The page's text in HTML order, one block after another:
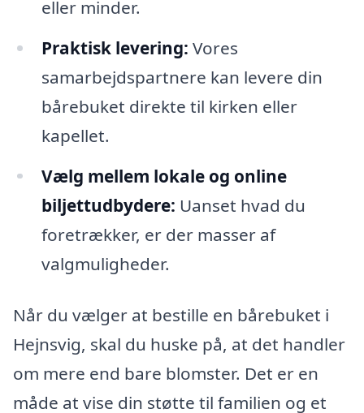
eller minder.
Praktisk levering: Vores
samarbejdspartnere kan levere din
bårebuket direkte til kirken eller
kapellet.
Vælg mellem lokale og online
biljettudbydere: Uanset hvad du
foretrækker, er der masser af
valgmuligheder.
Når du vælger at bestille en bårebuket i
Hejnsvig, skal du huske på, at det handler
om mere end bare blomster. Det er en
måde at vise din støtte til familien og et